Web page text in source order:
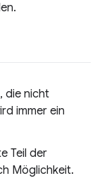
die nicht
immer ein
Teil der
Möglichkeit.